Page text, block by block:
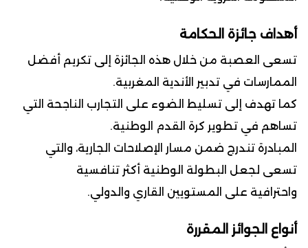
أهداف جائزة الحكامة
تسعى العصبة من خلال هذه الجائزة إلى تكريم أفضل
الممارسات في تدبير الأندية المغربية.
كما تهدف إلى تسليط الضوء على التجارب الناجحة التي
تساهم في تطوير كرة القدم الوطنية.
المبادرة تندرج ضمن مسار الإصلاحات الجارية، والتي
تسعى لجعل البطولة الوطنية أكثر تنافسية
واحترافية على المستويين القاري والدولي.
أنواع الجوائز المقررة